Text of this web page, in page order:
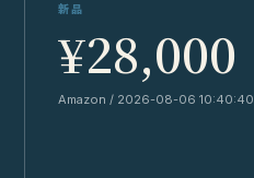
新品
¥28,000
Amazon / 2026-08-06 10:40:40